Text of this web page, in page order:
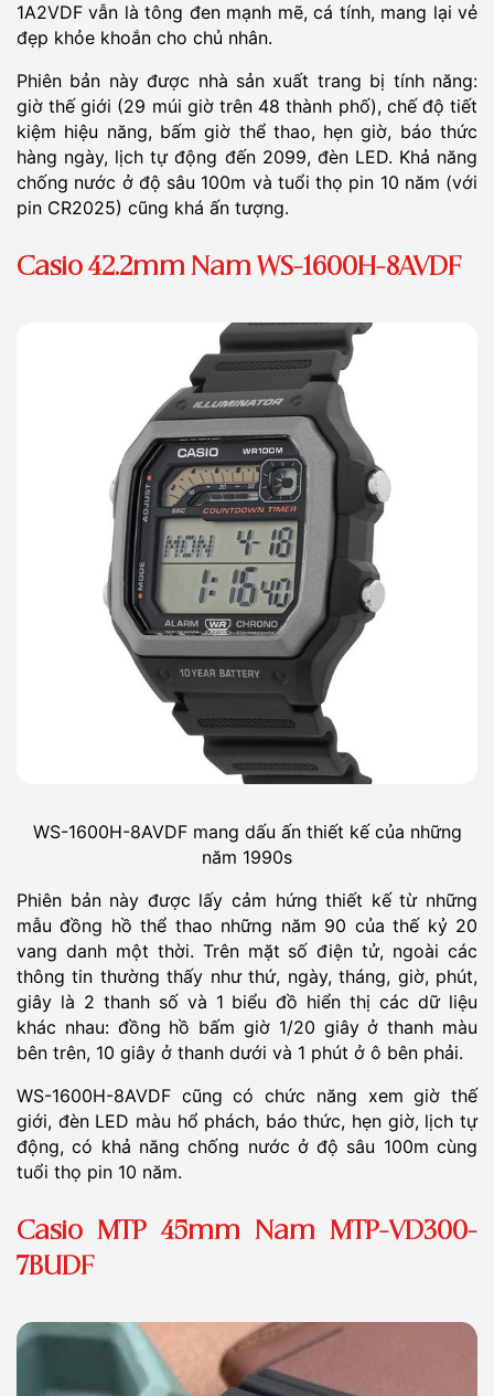
1A2VDF vẫn là tông đen mạnh mẽ, cá tính, mang lại vẻ
đẹp khỏe khoắn cho chủ nhân.
Phiên bản này được nhà sản xuất trang bị tính năng:
giờ thế giới (29 múi giờ trên 48 thành phố), chế độ tiết
kiệm hiệu năng, bấm giờ thể thao, hẹn giờ, báo thức
hàng ngày, lịch tự động đến 2099, đèn LED. Khả năng
chống nước ở độ sâu 100m và tuổi thọ pin 10 năm (với
pin CR2025) cũng khá ấn tượng.
Casio 42.2mm Nam WS-1600H-8AVDF
WS-1600H-8AVDF mang dấu ấn thiết kế của những
năm 1990s
Phiên bản này được lấy cảm hứng thiết kế từ những
mẫu đồng hồ thể thao những năm 90 của thế kỷ 20
vang danh một thời. Trên mặt số điện tử, ngoài các
thông tin thường thấy như thứ, ngày, tháng, giờ, phút,
giây là 2 thanh số và 1 biểu đồ hiển thị các dữ liệu
khác nhau: đồng hồ bấm giờ 1/20 giây ở thanh màu
bên trên, 10 giây ở thanh dưới và 1 phút ở ô bên phải.
WS-1600H-8AVDF cũng có chức năng xem giờ thế
giới, đèn LED màu hổ phách, báo thức, hẹn giờ, lịch tự
động, có khả năng chống nước ở độ sâu 100m cùng
tuổi thọ pin 10 năm.
Casio MTP 45mm Nam MTP-VD300-
7BUDF